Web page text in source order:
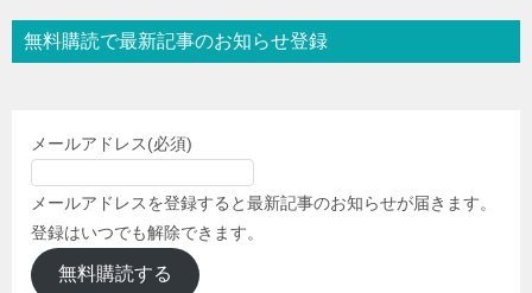
無料購読で最新記事のお知らせ登録
メールアドレス(必須)
メールアドレスを登録すると最新記事のお知らせが届きます。
登録はいつでも解除できます。
無料購読する